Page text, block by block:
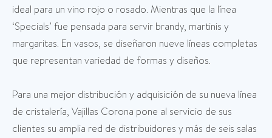
ideal para un vino rojo o rosado. Mientras que la línea
‘Specials’ fue pensada para servir brandy, martinis y
margaritas. En vasos, se diseñaron nueve líneas completas
que representan variedad de formas y diseños.
Para una mejor distribución y adquisición de su nueva línea
de cristalería, Vajillas Corona pone al servicio de sus
clientes su amplia red de distribuidores y más de seis salas